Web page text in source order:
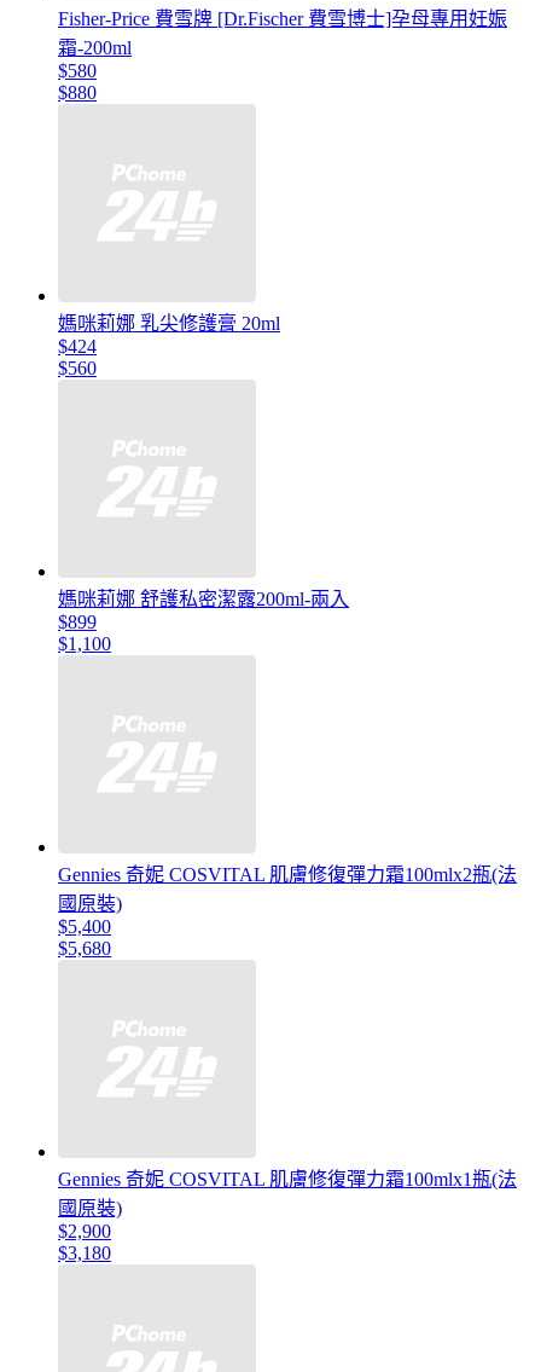
Fisher-Price 費雪牌 [Dr.Fischer 費雪博士]孕母專用妊娠
霜-200ml
$580
$880
媽咪莉娜 乳尖修護膏 20ml
$424
$560
媽咪莉娜 舒護私密潔露200ml-兩入
$899
$1,100
Gennies 奇妮 COSVITAL 肌膚修復彈力霜100mlx2瓶(法
國原裝)
$5,400
$5,680
Gennies 奇妮 COSVITAL 肌膚修復彈力霜100mlx1瓶(法
國原裝)
$2,900
$3,180